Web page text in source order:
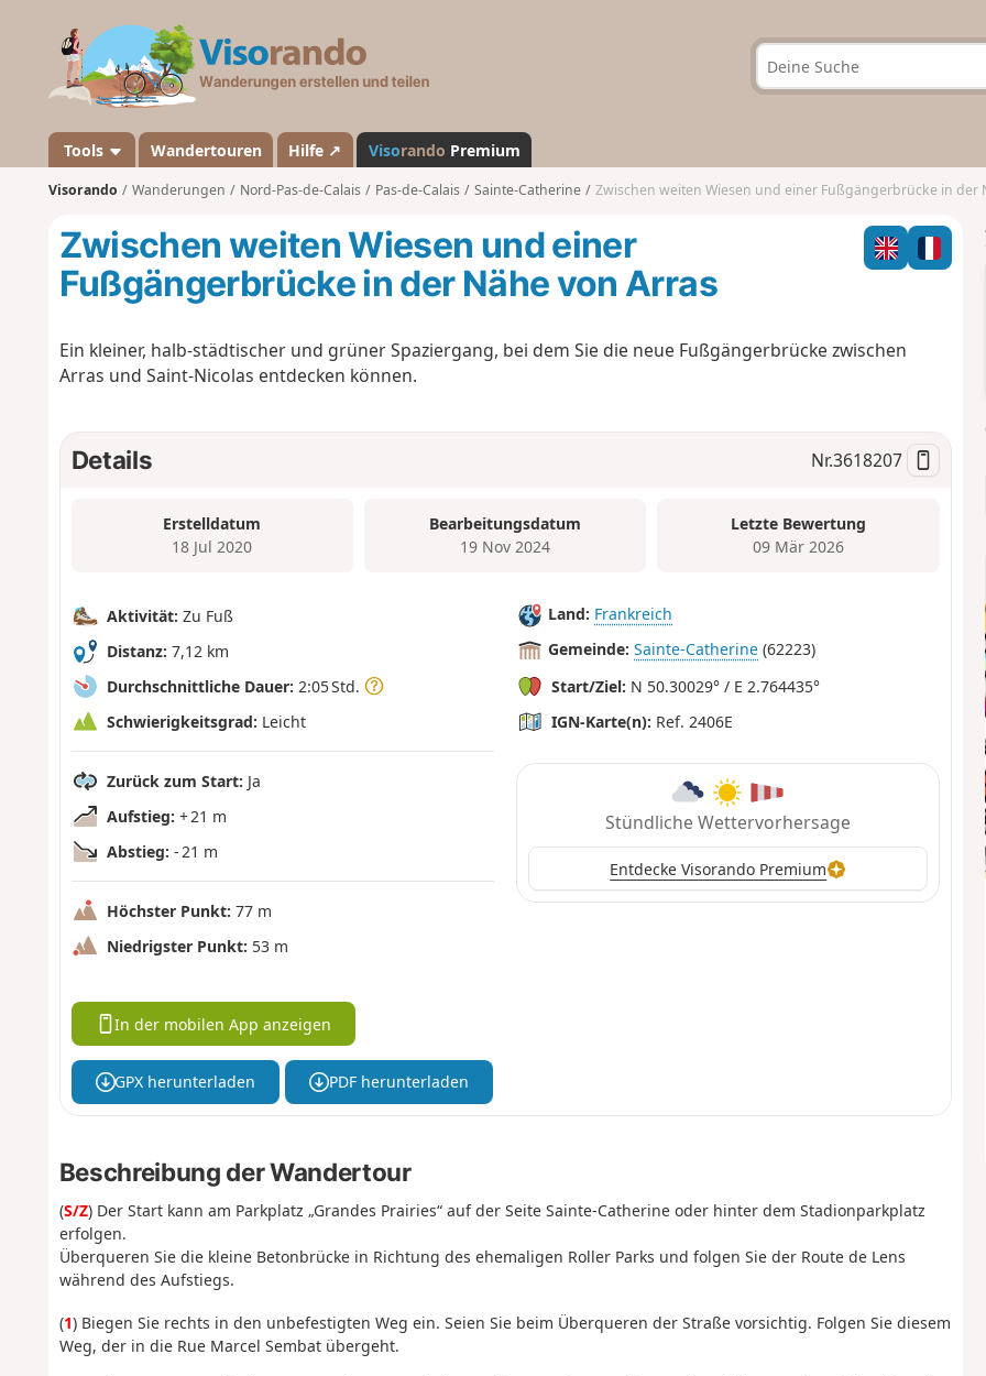
a
n
d
Tools Wandertouren Hilfe ↗ Visorando Premium
Visorando Wanderungen Nord-Pas-de-Calais Pas-de-Calais Sainte-Catherine Zwischen weiten Wiesen und einer Fußgängerbrücke in der Nähe
Zwischen weiten Wiesen und einer
Fußgängerbrücke in der Nähe von Arras
Ein kleiner, halb-städtischer und grüner Spaziergang, bei dem Sie die neue Fußgängerbrücke zwischen
Arras und Saint-Nicolas entdecken können.
Details Nr.3618207
Erstelldatum
18 Jul 2020
Bearbeitungsdatum
19 Nov 2024
Letzte Bewertung
09 Mär 2026
Aktivität: Zu Fuß
Distanz: 7,12 km
Durchschnittliche Dauer: 2:05 Std.
Schwierigkeitsgrad: Leicht
Zurück zum Start: Ja
Aufstieg: + 21 m
Abstieg: - 21 m
Höchster Punkt: 77 m
Niedrigster Punkt: 53 m
Land: Frankreich
Gemeinde: Sainte-Catherine (62223)
Start/Ziel: N 50.30029° / E 2.764435°
IGN-Karte(n): Ref. 2406E
Stündliche Wettervorhersage
Entdecke Visorando Premium
In der mobilen App anzeigen
GPX herunterladen PDF herunterladen
Beschreibung der Wandertour
(S/Z) Der Start kann am Parkplatz „Grandes Prairies“ auf der Seite Sainte-Catherine oder hinter dem Stadionparkplatz
erfolgen.
Überqueren Sie die kleine Betonbrücke in Richtung des ehemaligen Roller Parks und folgen Sie der Route de Lens
während des Aufstiegs.
(1) Biegen Sie rechts in den unbefestigten Weg ein. Seien Sie beim Überqueren der Straße vorsichtig. Folgen Sie diesem
Weg, der in die Rue Marcel Sembat übergeht.